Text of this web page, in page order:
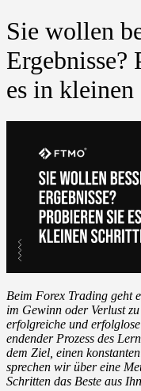
Sie wollen
Ergebnisse?
es in
Beim Forex Trading geht
im Gewinn oder Verlust
erfolgreiche und
endender Prozess des
dem Ziel, einen
sprechen wir über eine
Schritten das Beste aus